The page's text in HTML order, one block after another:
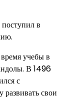
в
учебы в
В 1496
с
свои